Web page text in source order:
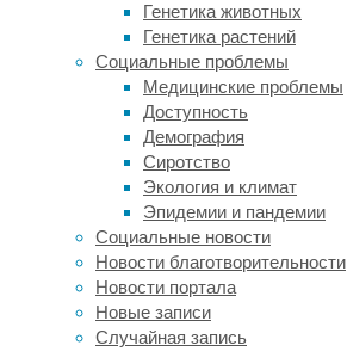
Генетика животных
Генетика растений
Социальные проблемы
Медицинские проблемы
Доступность
Демография
Сиротство
Экология и климат
Эпидемии и пандемии
Социальные новости
Новости благотворительности
Новости портала
Новые записи
Случайная запись
Марсе
могут
«следовать
водой»,
поскольку
недостаточно
чистые,
чтобы
войти
во
влажные